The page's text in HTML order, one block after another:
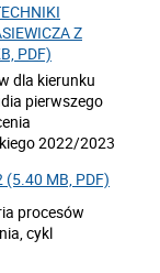
Z
PDF)
dla kierunku
pierwszego
2022/2023
(5.40 MB, PDF)
procesów
cykl